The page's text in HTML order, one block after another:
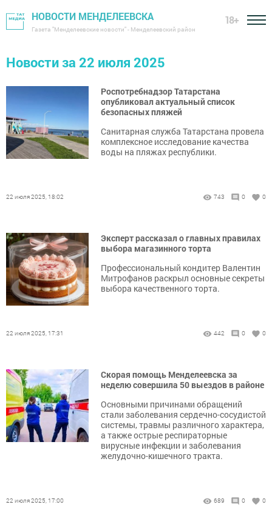
НОВОСТИ МЕНДЕЛЕЕВСКА
Газета "Менделеевские новости" - Менделеевский район
18+
Новости за 22 июля 2025
Роспотребнадзор Татарстана
опубликовал актуальный список
безопасных пляжей
Санитарная служба Татарстана провела
комплексное исследование качества
воды на пляжах республики.
22 июля 2025, 18:02 743 0 0
Эксперт рассказал о главных правилах
выбора магазинного торта
Профессиональный кондитер Валентин
Митрофанов раскрыл основные секреты
выбора качественного торта.
22 июля 2025, 17:31 442 0 0
Скорая помощь Менделеевска за
неделю совершила 50 выездов в районе
Основными причинами обращений
стали заболевания сердечно-сосудистой
системы, травмы различного характера,
а также острые респираторные
вирусные инфекции и заболевания
желудочно-кишечного тракта.
22 июля 2025, 17:00 689 0 0